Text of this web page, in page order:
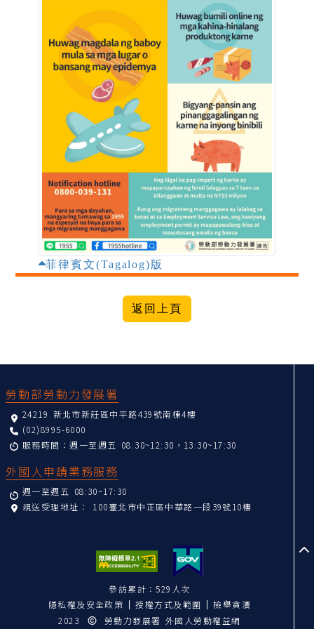
菲律賓文(Tagalog)版
勞動部勞動力發展署
24219 新北市新莊區中平路439號南棟4樓
(02)8995-6000
服務時間：週一至週五 08:30~12:30，13:30~17:30
外國人申請業務服務
週一至週五 08:30~17:30
親送受理地址： 100臺北市中正區中華路一段39號10樓
參訪累計：529人次
隱私權及安全政策
授權方式及範圍
檢舉貪瀆
2023
勞動力發展署 外國人勞動權益網
至